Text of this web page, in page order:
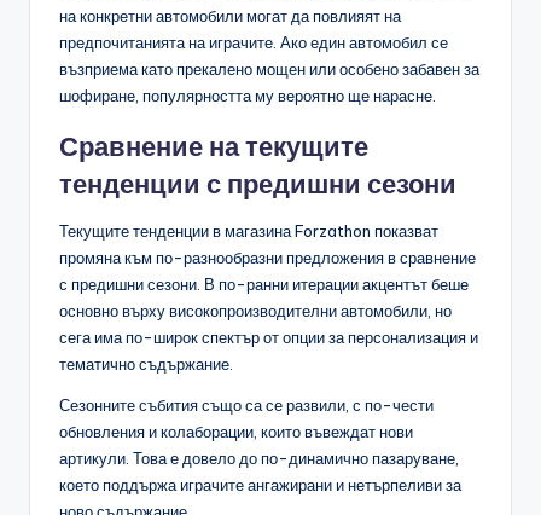
на конкретни автомобили могат да повлияят на
предпочитанията на играчите. Ако един автомобил се
възприема като прекалено мощен или особено забавен за
шофиране, популярността му вероятно ще нарасне.
Сравнение на текущите
тенденции с предишни сезони
Текущите тенденции в магазина Forzathon показват
промяна към по-разнообразни предложения в сравнение
с предишни сезони. В по-ранни итерации акцентът беше
основно върху високопроизводителни автомобили, но
сега има по-широк спектър от опции за персонализация и
тематично съдържание.
Сезонните събития също са се развили, с по-чести
обновления и колаборации, които въвеждат нови
артикули. Това е довело до по-динамично пазаруване,
което поддържа играчите ангажирани и нетърпеливи за
ново съдържание.